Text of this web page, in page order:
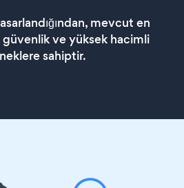
mevcut en
ve yüksek hacimli
sahiptir.